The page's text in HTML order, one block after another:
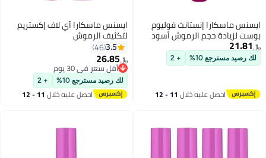
ايسنس ماسكارا إنستانت فوليوم
بوست لزيادة حجم الرموش أسود
﷼‏ 21.81
لك رصيد مسترجع 10% + 2
احصل عليه خلال 11 - 12
اغسطس
ايسنس ماسكارا آي لاف إكستريم
لتكثيف الرموش
3.5
46
﷼‏26.85
أقل سعر في 30 يوم
أقل سعر في 30 يوم
لك رصيد مسترجع 10% + 2
احصل عليه خلال 11 - 12
اغسطس